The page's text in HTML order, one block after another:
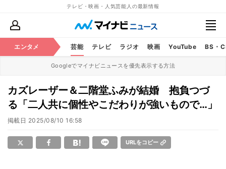
テレビ・映画・人気芸能人の最新情報
エンタメ 芸能 テレビ ラジオ 映画 YouTube BS・
Googleでマイナビニュースを優先表示する方法
カズレーザー＆二階堂ふみが結婚 抱負つづ
る「二人共に個性やこだわりが強いもので…」
掲載日 2025/08/10 16:58
URLをコピー